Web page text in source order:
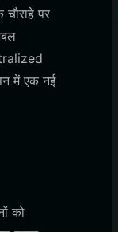
पर
में एक नई
को